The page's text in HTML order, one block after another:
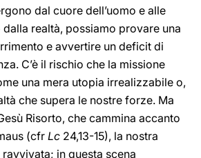
dal cuore dell’uomo e alle
realtà, possiamo provare una
e avvertire un deficit di
C’è il rischio che la missione
una mera utopia irrealizzabile o,
che supera le nostre forze. Ma
Risorto, che cammina accanto
(cfr Lc 24,13-15), la nostra
in questa scena